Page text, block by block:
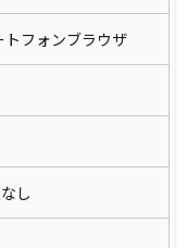
フォンブラウザ
し